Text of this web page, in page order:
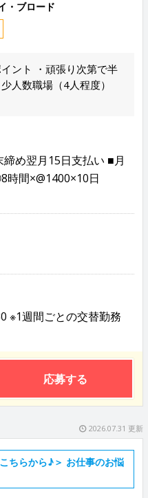
・ブロード
ント ・頑張り次第で半
人数職場（4人程度）
め翌月15日支払い ■月
間×@1400×10日
※1週間ごとの交替勤務
応募する
2026.07.31 更新
ちらから♪＞ お仕事のお悩